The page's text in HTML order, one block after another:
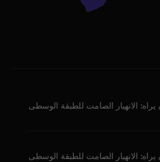
يراه: الانهيار الصامت للطبقة الوسطى
يراه: الانهيار الصامت للطبقة الوسطى